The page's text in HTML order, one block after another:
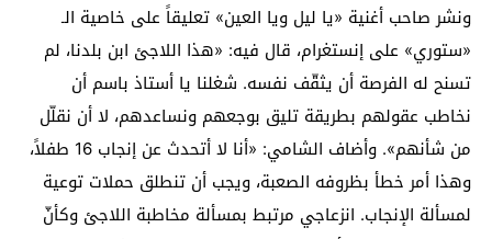
ونشر صاحب أغنية «يا ليل ويا العين» تعليقاً على خاصية الـ
«ستوري» على إنستغرام، قال فيه: «هذا اللاجئ ابن بلدنا، لم
تسنح له الفرصة أن يثقّف نفسه. شغلنا يا أستاذ باسم أن
نخاطب عقولهم بطريقة تليق بوجعهم ونساعدهم، لا أن نقلّل
من شأنهم». وأضاف الشامي: «أنا لا أتحدث عن إنجاب 16 طفلاً،
وهذا أمر خطأ بظروفه الصعبة، ويجب أن تنطلق حملات توعية
لمسألة الإنجاب. انزعاجي مرتبط بمسألة مخاطبة اللاجئ وكأنّ